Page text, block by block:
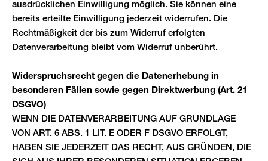
ausdrücklichen Einwilligung möglich. Sie können eine
bereits erteilte Einwilligung jederzeit widerrufen. Die
Rechtmäßigkeit der bis zum Widerruf erfolgten
Datenverarbeitung bleibt vom Widerruf unberührt.
Widerspruchsrecht gegen die Datenerhebung in
besonderen Fällen sowie gegen Direktwerbung (Art. 21
DSGVO)
WENN DIE DATENVERARBEITUNG AUF GRUNDLAGE
VON ART. 6 ABS. 1 LIT. E ODER F DSGVO ERFOLGT,
HABEN SIE JEDERZEIT DAS RECHT, AUS GRÜNDEN, DIE